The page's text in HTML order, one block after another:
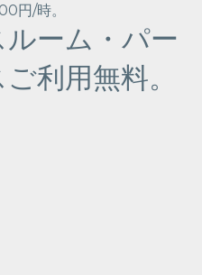
円/時。
ーム・パー
利用無料。